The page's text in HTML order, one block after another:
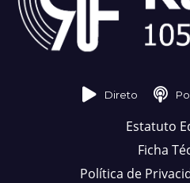
Direto
Estatuto
Ficha
Política de